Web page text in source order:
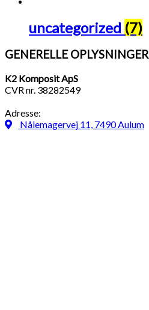
uncategorized (7)
GENERELLE OPLYSNINGER
K2 Komposit ApS
CVR nr. 38282549
Adresse:
Nålemagervej 11, 7490 Aulum